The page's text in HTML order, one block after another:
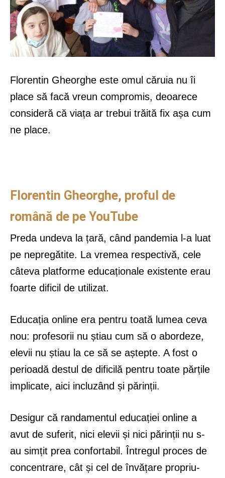
Florentin Gheorghe este omul căruia nu îi
place să facă vreun compromis, deoarece
consideră că viața ar trebui trăită fix așa cum
ne place.
Florentin Gheorghe, proful de
română de pe YouTube
Preda undeva la țară, când pandemia l-a luat
pe nepregătite. La vremea respectivă, cele
câteva platforme educaționale existente erau
foarte dificil de utilizat.
Educația online era pentru toată lumea ceva
nou: profesorii nu știau cum să o abordeze,
elevii nu știau la ce să se aștepte. A fost o
perioadă destul de dificilă pentru toate părțile
implicate, aici incluzând și părinții.
Desigur că randamentul educației online a
avut de suferit, nici elevii și nici părinții nu s-
au simțit prea confortabil. Întregul proces de
concentrare, cât și cel de învățare propriu-